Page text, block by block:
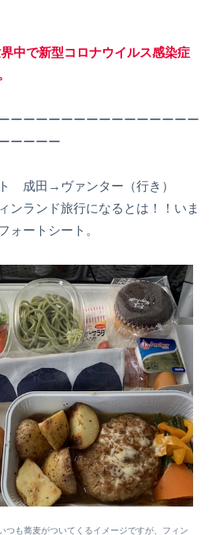
中で新型コロナウイルス感染症
ーーーーーーーーーーーーーーー
ーーーー
成田→ヴァンター（行き）
ンランド旅行になるとは！！いま
ォートシート。
つも蕎麦がついてくるイメージですが、フィン